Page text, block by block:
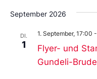
September 2026
DI.
1
Flyer- und
Gundeli-
1. September, 17:00 -